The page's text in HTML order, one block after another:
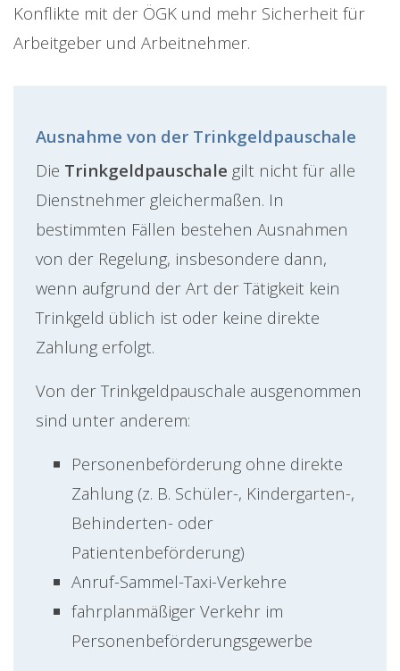
Konflikte mit der ÖGK und mehr Sicherheit für
Arbeitgeber und Arbeitnehmer.
Ausnahme von der Trinkgeldpauschale
Die Trinkgeldpauschale gilt nicht für alle
Dienstnehmer gleichermaßen. In
bestimmten Fällen bestehen Ausnahmen
von der Regelung, insbesondere dann,
wenn aufgrund der Art der Tätigkeit kein
Trinkgeld üblich ist oder keine direkte
Zahlung erfolgt.
Von der Trinkgeldpauschale ausgenommen
sind unter anderem:
Personenbeförderung ohne direkte
Zahlung (z. B. Schüler-, Kindergarten-,
Behinderten- oder
Patientenbeförderung)
Anruf-Sammel-Taxi-Verkehre
fahrplanmäßiger Verkehr im
Personenbeförderungsgewerbe